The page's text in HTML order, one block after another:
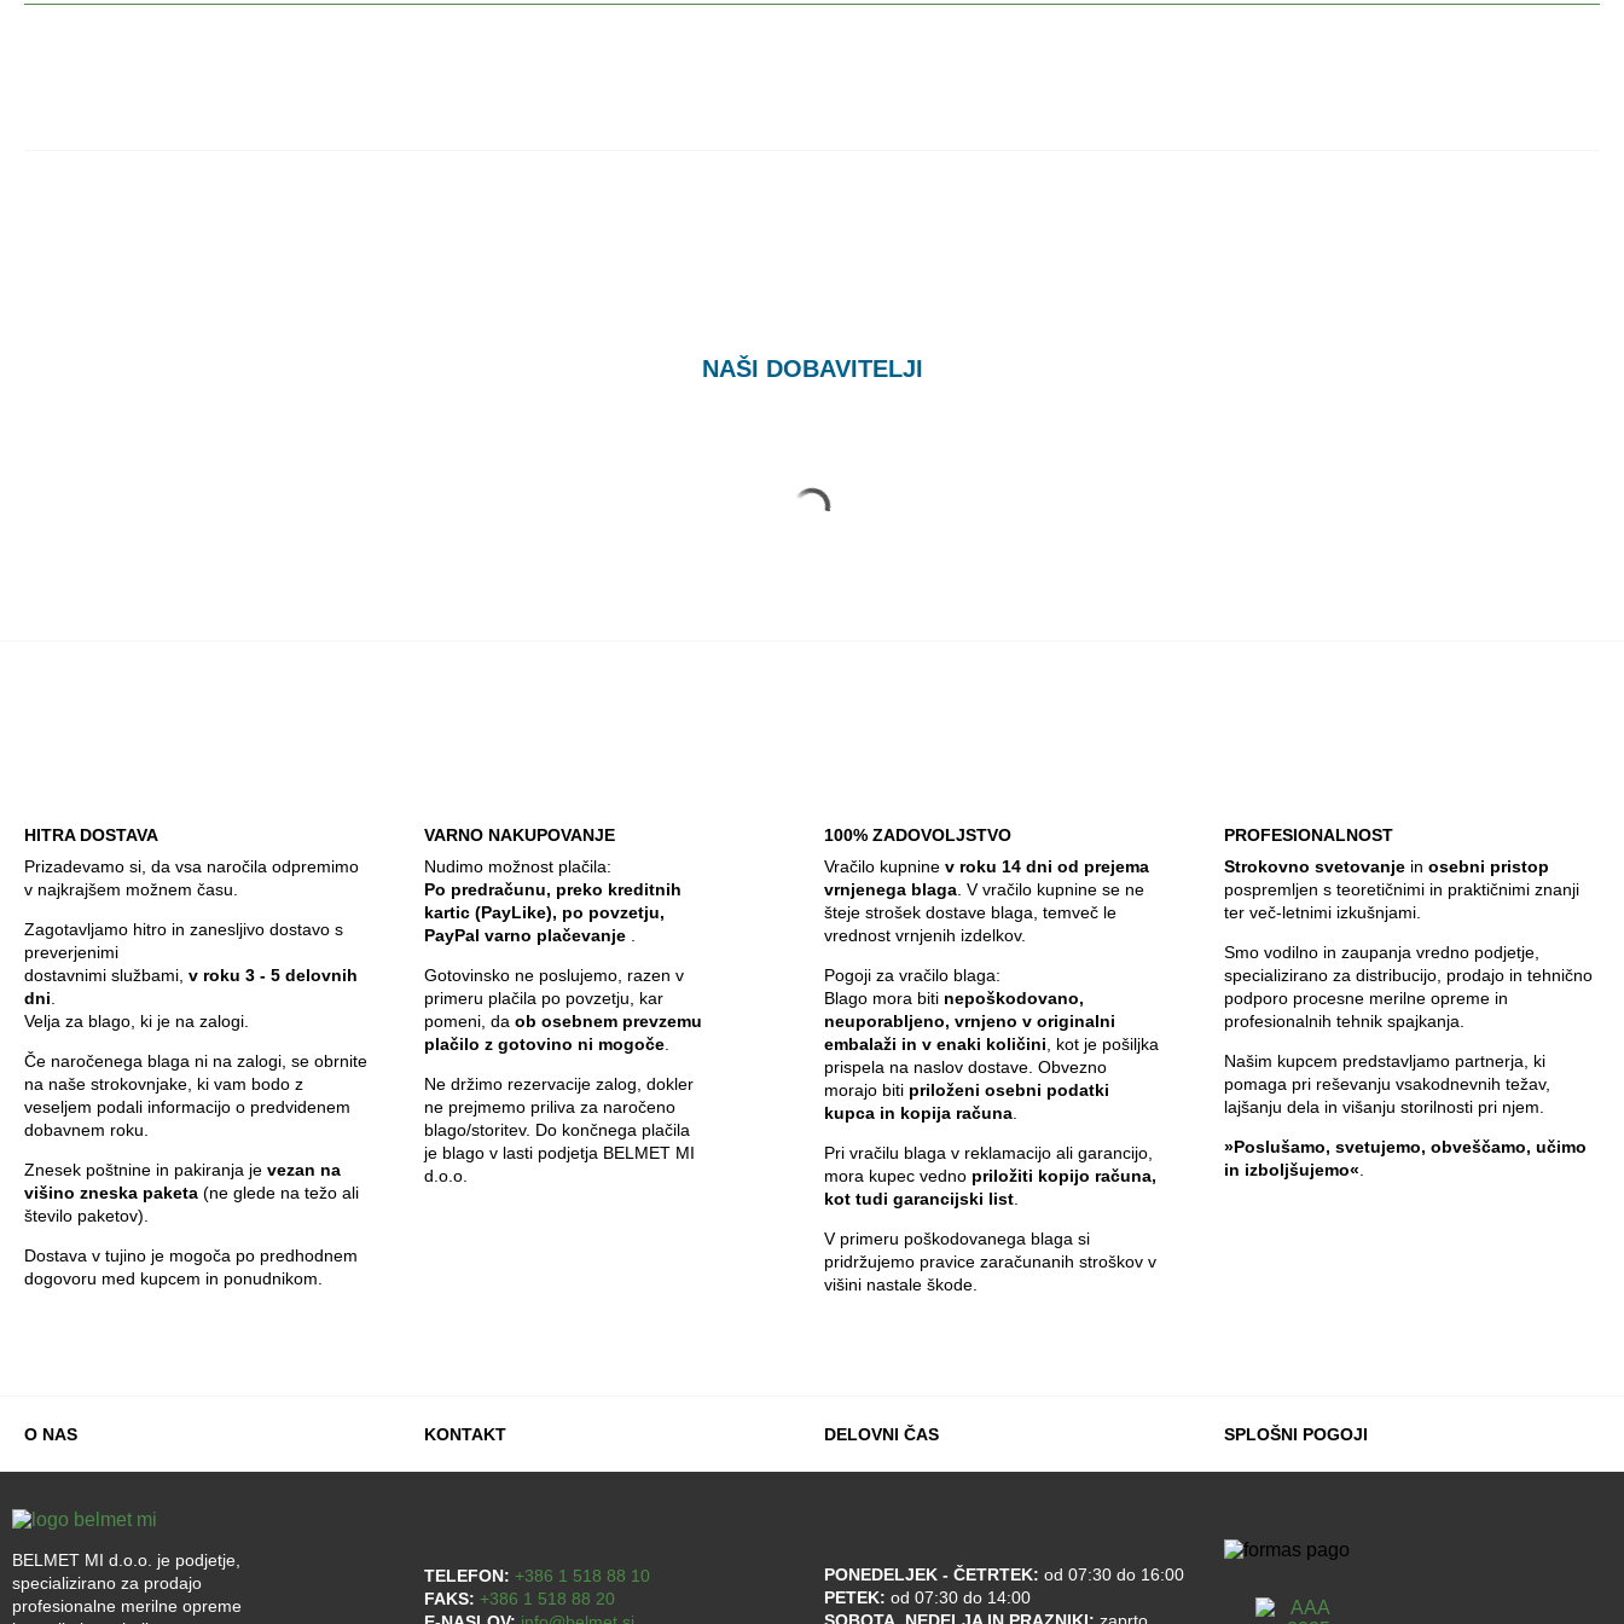
NAŠI DOBAVITELJI
HITRA DOSTAVA
Prizadevamo si, da vsa naročila odpremimo
v najkrajšem možnem času.
Zagotavljamo hitro in zanesljivo dostavo s
preverjenimi
dostavnimi službami, v roku 3 - 5 delovnih
dni
Velja za blago, ki je na zalogi.
Če naročenega blaga ni na zalogi, se obrnite
na naše strokovnjake, ki vam bodo z
veseljem podali informacijo o predvidenem
dobavnem roku.
Znesek poštnine in pakiranja je vezan na
višino zneska paketa (ne glede na težo ali
število paketov).
Dostava v tujino je mogoča po predhodnem
dogovoru med kupcem in ponudnikom.
VARNO NAKUPOVANJE
Nudimo možnost plačila:
Po predračunu, preko kreditnih
kartic (PayLike), po povzetju,
PayPal varno plačevanje
Gotovinsko ne poslujemo, razen v
primeru plačila po povzetju, kar
pomeni, da ob osebnem prevzemu
plačilo z gotovino ni mogoče
Ne držimo rezervacije zalog, dokler
ne prejmemo priliva za naročeno
blago/storitev. Do končnega plačila
je blago v lasti podjetja BELMET MI
d.o.o.
100% ZADOVOLJSTVO
Vračilo kupnine v roku 14 dni od prejema
vrnjenega blaga . V vračilo kupnine se ne
šteje strošek dostave blaga, temveč le
vrednost vrnjenih izdelkov.
Pogoji za vračilo blaga:
Blago mora biti nepoškodovano,
neuporabljeno, vrnjeno v originalni
embalaži in v enaki količini , kot je pošiljka
prispela na naslov dostave. Obvezno
morajo biti priloženi osebni podatki
kupca in kopija računa
Pri vračilu blaga v reklamacijo ali garancijo,
mora kupec vedno priložiti kopijo računa,
kot tudi garancijski list
V primeru poškodovanega blaga si
pridržujemo pravice zaračunanih stroškov v
višini nastale škode.
PROFESIONALNOST
Strokovno svetovanje in osebni pristop
pospremljen s teoretičnimi in praktičnimi znanji
ter več-letnimi izkušnjami.
Smo vodilno in zaupanja vredno podjetje,
specializirano za distribucijo, prodajo in tehnično
podporo procesne merilne opreme in
profesionalnih tehnik spajkanja.
Našim kupcem predstavljamo partnerja, ki
pomaga pri reševanju vsakodnevnih težav,
lajšanju dela in višanju storilnosti pri njem.
»Poslušamo, svetujemo, obveščamo, učimo
in izboljšujemo«
O NAS KONTAKT DELOVNI ČAS SPLOŠNI POGOJI
BELMET MI d.o.o. je podjetje,
specializirano za prodajo
profesionalne merilne opreme
TELEFON: +386 1 518 88 10
FAKS: +386 1 518 88 20
PONEDELJEK - ČETRTEK: od 07:30 do 16:00
PETEK: od 07:30 do 14:00